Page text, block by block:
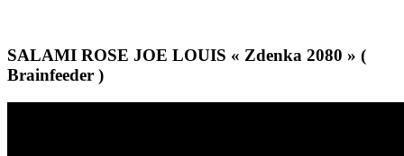
SALAMI ROSE JOE LOUIS « Zdenka 2080 » (
Brainfeeder )